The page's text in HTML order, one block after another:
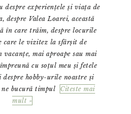
despre experiențele și viața de
despre Valea Loarei, această
în care trăim, despre locurile
care le vizitez la sfârșit de
vacanțe, mai aproape sau mai
cu soțul meu și fetele
despre hobby-urile noastre și
bucură timpul
Citeste mai
mult »